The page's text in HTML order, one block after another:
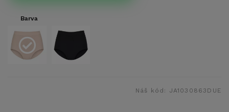
Barva
Náš kód: JA1030863DUE